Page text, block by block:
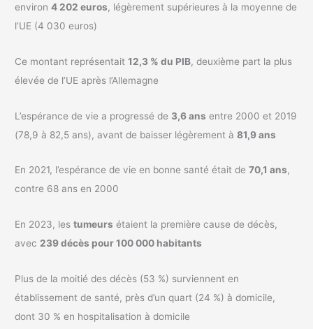
environ4 202 euros, légèrement supérieures à la moyenne de
l’UE (4 030 euros)
Ce montant représentait12,3 % du PIB, deuxième part la plus
élevée de l’UE après l’Allemagne
L’espérance de vie a progressé de 3,6 ans entre 2000 et 2019
(78,9 à 82,5 ans), avant de baisser légèrement à81,9 ans
En 2021, l’espérance de vie en bonne santé était de70,1 ans,
contre 68 ans en 2000
En 2023, lestumeurs étaient la première cause de décès,
avec 239 décès pour 100 000 habitants
Plus de la moitié des décès (53 %) surviennent en
établissement de santé, près d’un quart (24 %) à domicile,
dont 30 % en hospitalisation à domicile